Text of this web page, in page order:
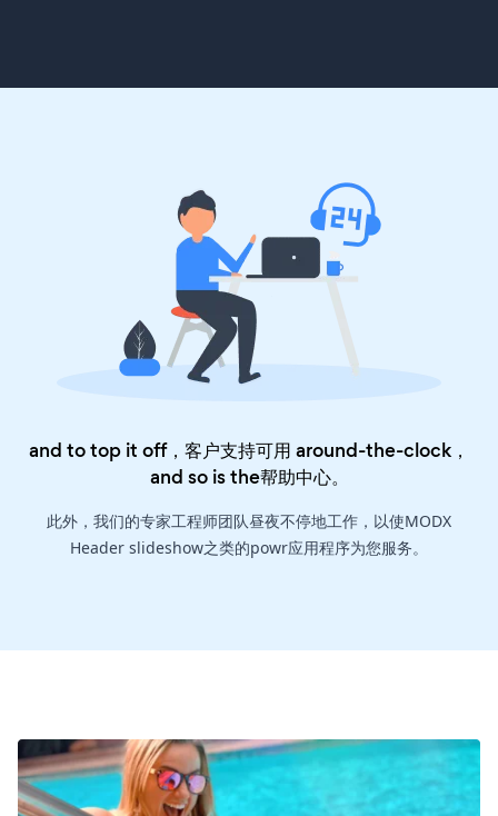
and to top it off，客户支持可用 around-the-clock，
and so is the帮助中心。
此外，我们的专家工程师团队昼夜不停地工作，以使MODX
Header slideshow之类的powr应用程序为您服务。